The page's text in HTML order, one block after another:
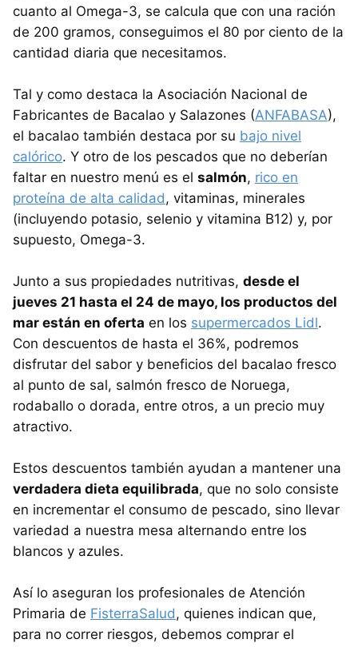
cuanto al Omega-3, se calcula que con una ración
de 200 gramos, conseguimos el 80 por ciento de la
cantidad diaria que necesitamos.
Tal y como destaca la Asociación Nacional de
Fabricantes de Bacalao y Salazones (ANFABASA),
el bacalao también destaca por su bajo nivel
calórico. Y otro de los pescados que no deberían
faltar en nuestro menú es el salmón, rico en
proteína de alta calidad, vitaminas, minerales
(incluyendo potasio, selenio y vitamina B12) y, por
supuesto, Omega-3.
Junto a sus propiedades nutritivas, desde el
jueves 21 hasta el 24 de mayo, los productos del
mar están en oferta en los supermercados Lidl.
Con descuentos de hasta el 36%, podremos
disfrutar del sabor y beneficios del bacalao fresco
al punto de sal, salmón fresco de Noruega,
rodaballo o dorada, entre otros, a un precio muy
atractivo.
Estos descuentos también ayudan a mantener una
verdadera dieta equilibrada, que no solo consiste
en incrementar el consumo de pescado, sino llevar
variedad a nuestra mesa alternando entre los
blancos y azules.
Así lo aseguran los profesionales de Atención
Primaria de FisterraSalud, quienes indican que,
para no correr riesgos, debemos comprar el